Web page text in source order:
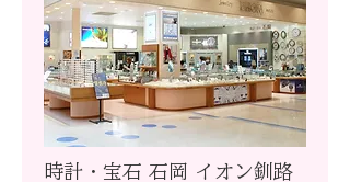
時計・宝石 石岡 イオン釧路